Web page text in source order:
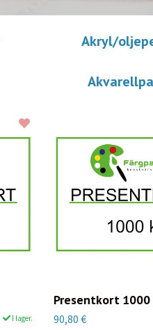
Akryl/
I lager.
Presentkort 1000
90,80 €